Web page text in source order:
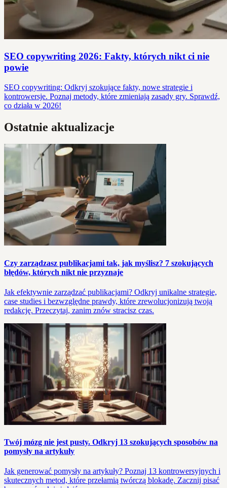
SEO copywriting 2026: Fakty, których nikt ci nie
powie
SEO copywriting: Odkryj szokujące fakty, nowe strategie i
kontrowersje. Poznaj metody, które zmieniają zasady gry. Sprawdź,
co działa w 2026!
Ostatnie aktualizacje
Czy zarządzasz publikacjami tak, jak myślisz? 7 szokujących
błędów, których nikt nie przyznaje
Jak efektywnie zarządzać publikacjami? Odkryj unikalne strategie,
case studies i bezwzględne prawdy, które zrewolucjonizują twoją
redakcję. Przeczytaj, zanim znów stracisz czas.
Twój mózg nie jest pusty. Odkryj 13 szokujących sposobów na
pomysły na artykuły
Jak generować pomysły na artykuły? Poznaj 13 kontrowersyjnych i
skutecznych metod, które przełamią twórczą blokadę. Zacznij pisać